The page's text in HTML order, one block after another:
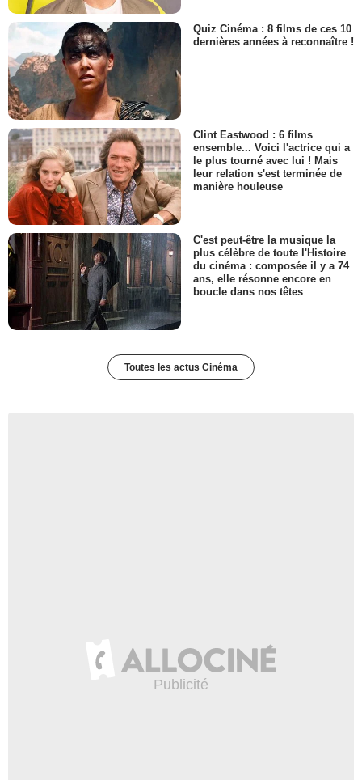
Quiz Cinéma : 8 films de ces 10
dernières années à reconnaître !
Clint Eastwood : 6 films
ensemble... Voici l'actrice qui a
le plus tourné avec lui ! Mais
leur relation s'est terminée de
manière houleuse
C'est peut-être la musique la
plus célèbre de toute l'Histoire
du cinéma : composée il y a 74
ans, elle résonne encore en
boucle dans nos têtes
Toutes les actus Cinéma